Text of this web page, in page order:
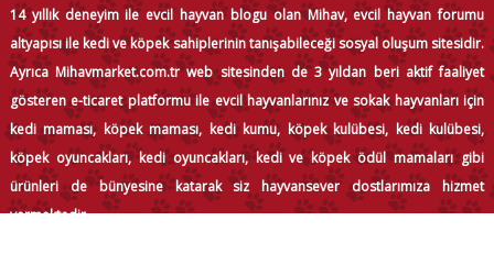
14 yıllık deneyim ile evcil hayvan blogu olan Mihav, evcil hayvan forumu
altyapısı ile kedi ve köpek sahiplerinin tanışabileceği sosyal oluşum sitesidir.
Ayrıca Mihavmarket.com.tr web sitesinden de 3 yıldan beri aktif faaliyet
gösteren e-ticaret platformu ile evcil hayvanlarınız ve sokak hayvanları için
kedi maması, köpek maması, kedi kumu, köpek kulübesi, kedi kulübesi,
köpek oyuncakları, kedi oyuncakları, kedi ve köpek ödül mamaları gibi
ürünleri de bünyesine katarak siz hayvansever dostlarımıza hizmet
vermektedir.